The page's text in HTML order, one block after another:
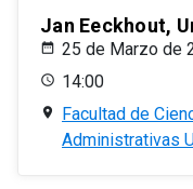
Jan Eeckhout,
25 de Marzo de
14:00
Facultad de
Administrativas